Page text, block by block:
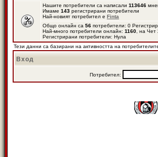
Нашите потребители са написали 113646
Имаме 143 регистрирани потребители
Най-новият потребител е Finta
Общо онлайн са 56 потребители: 0
Най-много потребители онлайн: 1160 , на
Регистрирани потребители: Нула
Тези данни са базирани на активността на
Вход
Потребител: